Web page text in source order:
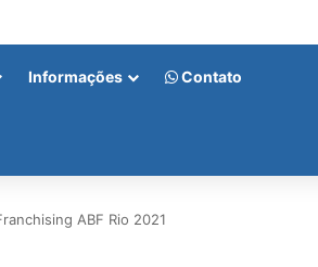
Informações Contato
ABF Rio 2021